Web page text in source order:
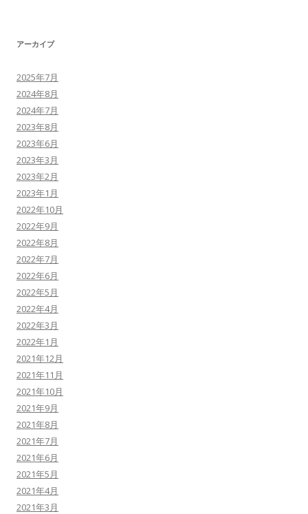
アーカイブ
2025年7月
2024年8月
2024年7月
2023年8月
2023年6月
2023年3月
2023年2月
2023年1月
2022年10月
2022年9月
2022年8月
2022年7月
2022年6月
2022年5月
2022年4月
2022年3月
2022年1月
2021年12月
2021年11月
2021年10月
2021年9月
2021年8月
2021年7月
2021年6月
2021年5月
2021年4月
2021年3月